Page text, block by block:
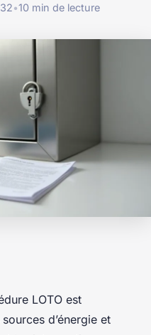
•10 min de lecture
LOTO est
d’énergie et